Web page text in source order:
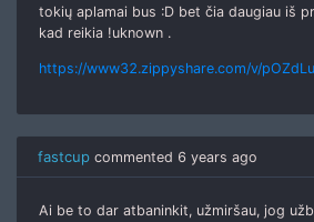
tokių aplamai bus :D bet čia daugiau iš
kad reikia !uknown .
https://www32.zippyshare.com/v/
fastcup commented 6 years ago
Ai be to dar atbaninkit, užmiršau, jog